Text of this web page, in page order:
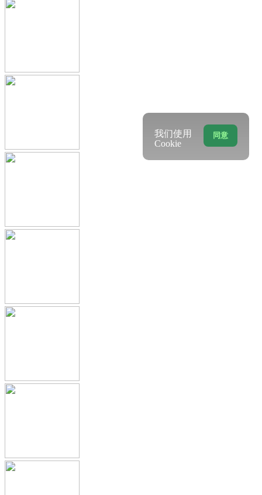
同意
我们使用
Cookie